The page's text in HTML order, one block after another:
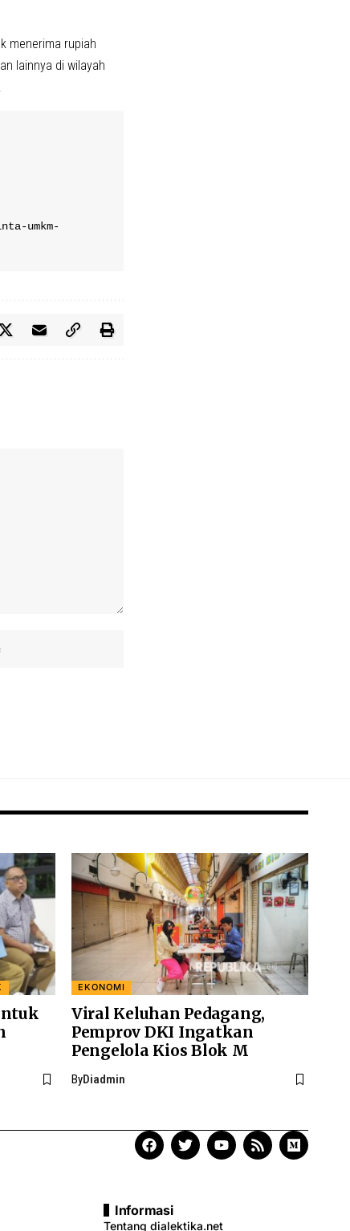
menerima rupiah
lainnya di wilayah
umkm-
EKONOMI
Viral Keluhan Pedagang,
Pemprov DKI Ingatkan
Pengelola Kios Blok M
ByDiadmin
Informasi
Tentang dialektika.net